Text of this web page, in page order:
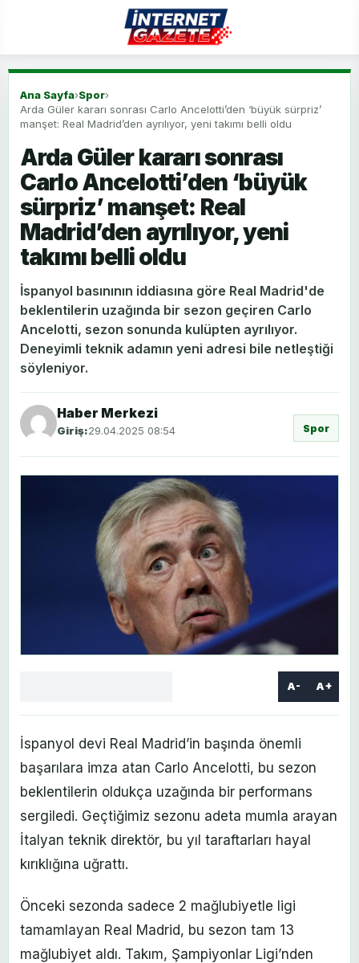
Ana Sayfa›Spor›
Arda Güler kararı sonrası Carlo Ancelotti’den ‘büyük sürpriz’
manşet: Real Madrid’den ayrılıyor, yeni takımı belli oldu
Arda Güler kararı sonrası
Carlo Ancelotti’den ‘büyük
sürpriz’ manşet: Real
Madrid’den ayrılıyor, yeni
takımı belli oldu
İspanyol basınının iddiasına göre Real Madrid'de
beklentilerin uzağında bir sezon geçiren Carlo
Ancelotti, sezon sonunda kulüpten ayrılıyor.
Deneyimli teknik adamın yeni adresi bile netleştiği
söyleniyor.
Haber Merkezi
Giriş:29.04.2025 08:54 Spor
A- A+
İspanyol devi Real Madrid’in başında önemli
başarılara imza atan Carlo Ancelotti, bu sezon
beklentilerin oldukça uzağında bir performans
sergiledi. Geçtiğimiz sezonu adeta mumla arayan
İtalyan teknik direktör, bu yıl taraftarları hayal
kırıklığına uğrattı.
Önceki sezonda sadece 2 mağlubiyetle ligi
tamamlayan Real Madrid, bu sezon tam 13
mağlubiyet aldı. Takım, Şampiyonlar Ligi’nden